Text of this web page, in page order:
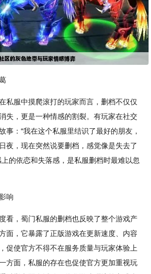
私服中摸爬滚打的玩家而言，删档不仅仅
失，更是一种情感的割裂。有玩家在社交
事：“我在这个私服里结识了最好的朋友，
夜，现在突然说要删档，感觉像是失去了
的依恋和失落感，是私服删档时最难以忽
响
看，蜀门私服的删档也反映了整个游戏产
面，它暴露了正版游戏在更新速度、内容
促使官方不得不在服务质量与玩家体验上
方面，私服的存在也促使官方更加重视玩